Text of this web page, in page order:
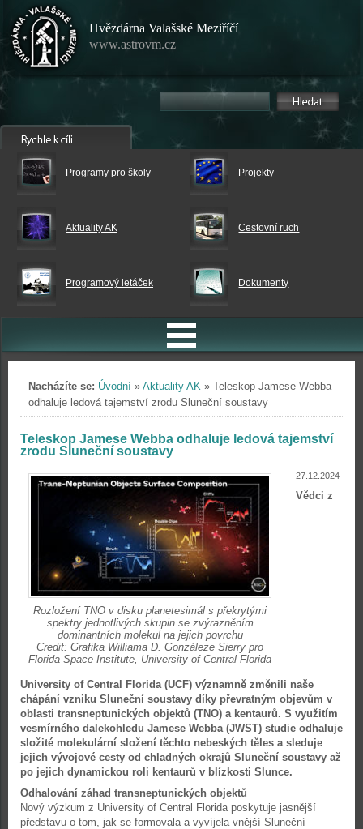
Hvězdárna Valašské Meziříčí
www.astrovm.cz
Programy pro školy Projekty
Aktuality AK Cestovní ruch
Programový letáček Dokumenty
Nacházíte se: Úvodní » Aktuality AK » Teleskop Jamese Webba
odhaluje ledová tajemství zrodu Sluneční soustavy
Teleskop Jamese Webba odhaluje ledová tajemství
zrodu Sluneční soustavy
27.12.2024
Rozložení TNO v disku planetesimál s překrytými
spektry jednotlivých skupin se zvýrazněním
dominantních molekul na jejich povrchu
Credit: Grafika Williama D. Gonzáleze Sierry pro
Florida Space Institute, University of Central Florida
Vědci z
University of Central Florida (UCF) významně změnili naše
chápání vzniku Sluneční soustavy díky převratným objevům v
oblasti transneptunických objektů (TNO) a kentaurů. S využitím
vesmírného dalekohledu Jamese Webba (JWST) studie odhaluje
složité molekulární složení těchto nebeských těles a sleduje
jejich vývojové cesty od chladných okrajů Sluneční soustavy až
po jejich dynamickou roli kentaurů v blízkosti Slunce.
Odhalování záhad transneptunických objektů
Nový výzkum z University of Central Florida poskytuje jasnější
představu o tom, jak se formovala a vyvíjela vnější Sluneční